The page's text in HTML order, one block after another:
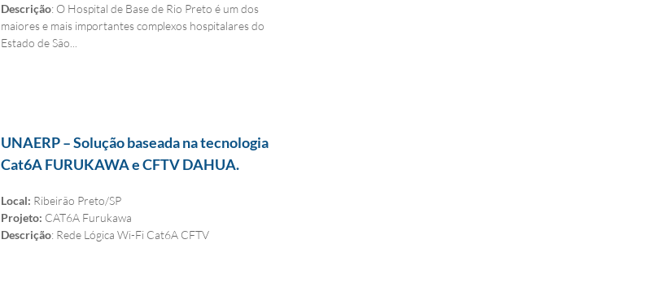
Descrição: O Hospital de Base de Rio Preto é um dos
maiores e mais importantes complexos hospitalares do
Estado de São...
UNAERP – Solução baseada na tecnologia
Cat6A FURUKAWA e CFTV DAHUA.
Local: Ribeirão Preto/SP
Projeto: CAT6A Furukawa
Descrição: Rede Lógica Wi-Fi Cat6A CFTV